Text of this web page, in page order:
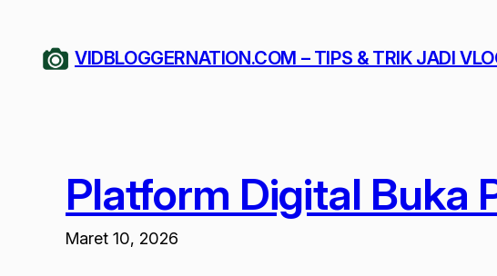
konten
VIDBLOGGERNATION.COM – TIPS & TRIK JADI
Platform Digital Buka
Maret 10, 2026